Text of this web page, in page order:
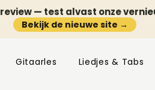
— test alvast onze
Bekijk de nieuwe site →
Gitaarles Liedjes & Tabs